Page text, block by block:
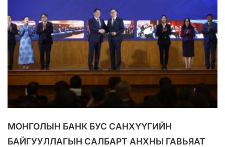
МОНГОЛЫН БАНК БУС САНХҮҮГИЙН
БАЙГУУЛЛАГЫН САЛБАРТ АНХНЫ ГАВЬЯАТ